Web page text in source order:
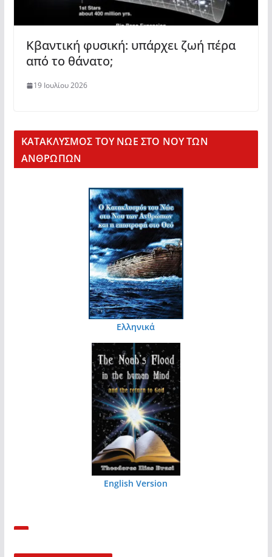
Κβαντική φυσική: υπάρχει ζωή πέρα ​​
από το θάνατο;
19 Ιουλίου 2026
KΑΤΑΚΛΥΣΜΟΣ ΤΟΥ ΝΩΕ ΣΤΟ ΝΟΥ ΤΩΝ
ΑΝΘΡΩΠΩΝ
Ελληνικά
English Version